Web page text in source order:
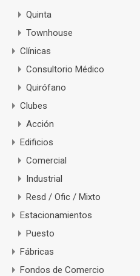
Quinta
Townhouse
Clínicas
Consultorio Médico
Quirófano
Clubes
Acción
Edificios
Comercial
Industrial
Resd / Ofic / Mixto
Estacionamientos
Puesto
Fábricas
Fondos de Comercio